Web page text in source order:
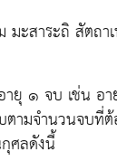
มะสาระถิ สัตถ
ายุ ๑ จบ เช่น
ามจำนวนจบที่ต้
ศลดังนี้